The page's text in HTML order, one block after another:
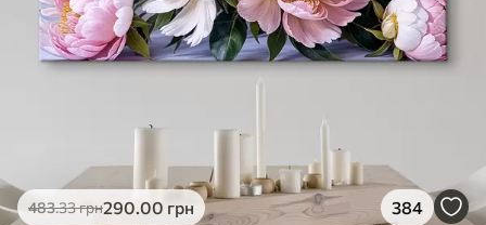
483.33грн290.00 грн 384